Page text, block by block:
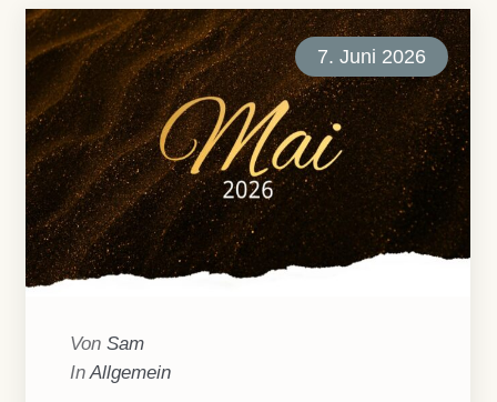
7. Juni 2026
Von Sam
InAllgemein